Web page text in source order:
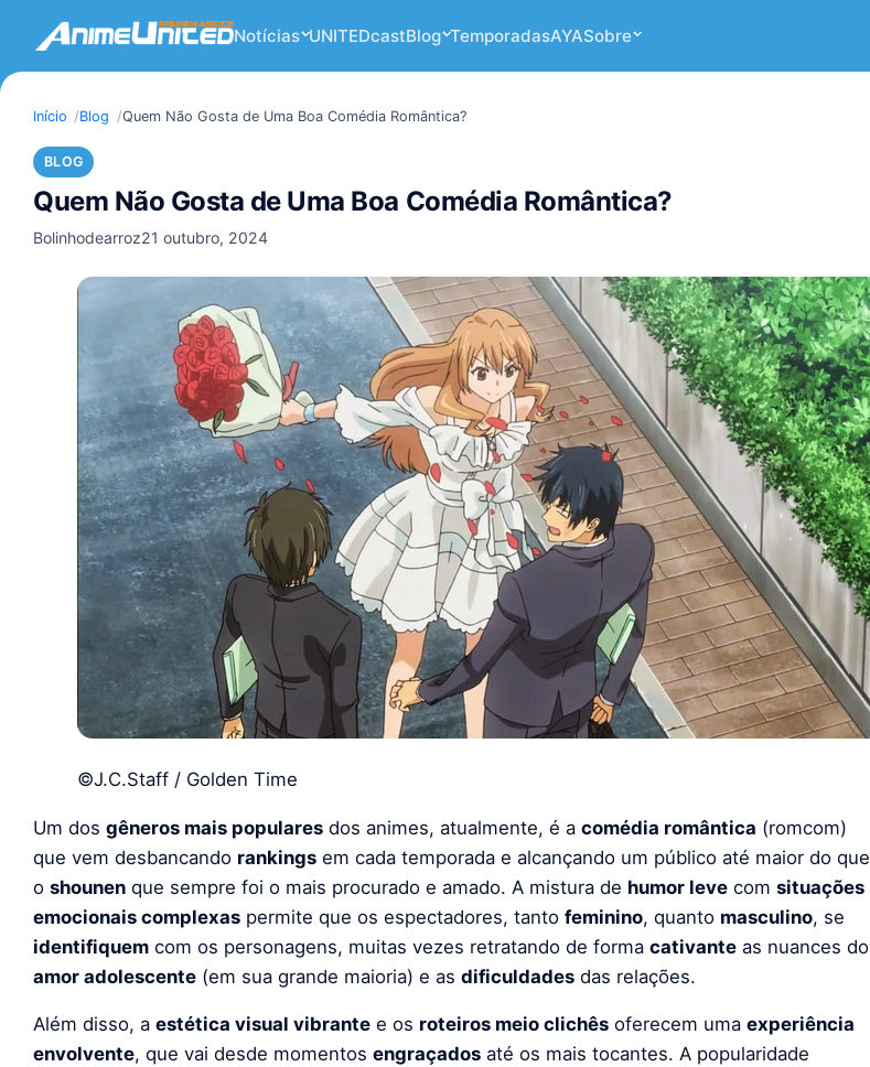
Notícias UNITEDcastBlog TemporadasAYASobre
Início Blog Quem Não Gosta de Uma Boa Comédia Romântica?
BLOG
Quem Não Gosta de Uma Boa Comédia Romântica?
Bolinhodearroz21 outubro, 2024
©J.C.Staff / Golden Time
Um dos gêneros mais populares dos animes, atualmente, é a comédia romântica (romcom)
que vem desbancando rankings em cada temporada e alcançando um público até maior do que
o shounen que sempre foi o mais procurado e amado. A mistura de humor leve com situações
emocionais complexas permite que os espectadores, tanto feminino, quanto masculino, se
identifiquem com os personagens, muitas vezes retratando de forma cativante as nuances do
amor adolescente (em sua grande maioria) e as dificuldades das relações.
Além disso, a estética visual vibrante e os roteiros meio clichês oferecem uma experiência
envolvente, que vai desde momentos engraçados até os mais tocantes. A popularidade